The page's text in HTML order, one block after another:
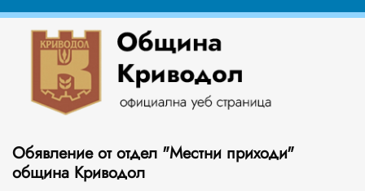
Обявление от отдел "Местни приходи"
община Криводол